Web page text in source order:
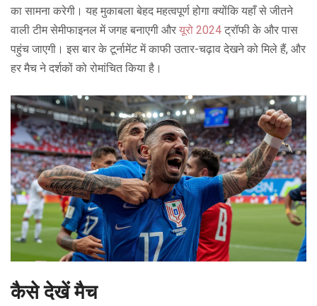
का सामना करेगी। यह मुकाबला बेहद महत्वपूर्ण होगा क्योंकि यहाँ से जीतने
वाली टीम सेमीफाइनल में जगह बनाएगी और यूरो 2024 ट्रॉफी के और पास
पहुंच जाएगी। इस बार के टूर्नामेंट में काफी उतार-चढ़ाव देखने को मिले हैं, और
हर मैच ने दर्शकों को रोमांचित किया है।
कैसे देखें मैच